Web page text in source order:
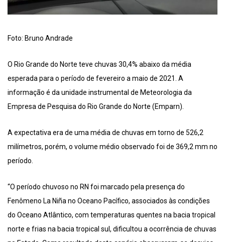
Foto: Bruno Andrade
O Rio Grande do Norte teve chuvas 30,4% abaixo da média
esperada para o período de fevereiro a maio de 2021. A
informação é da unidade instrumental de Meteorologia da
Empresa de Pesquisa do Rio Grande do Norte (Emparn).
A expectativa era de uma média de chuvas em torno de 526,2
milímetros, porém, o volume médio observado foi de 369,2 mm no
período.
“O período chuvoso no RN foi marcado pela presença do
Fenômeno La Niña no Oceano Pacífico, associados às condições
do Oceano Atlântico, com temperaturas quentes na bacia tropical
norte e frias na bacia tropical sul, dificultou a ocorrência de chuvas